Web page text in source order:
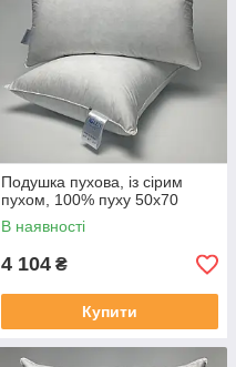
Подушка пухова, із сірим
пухом, 100% пуху 50x70
В наявності
4 104 ₴
Купити